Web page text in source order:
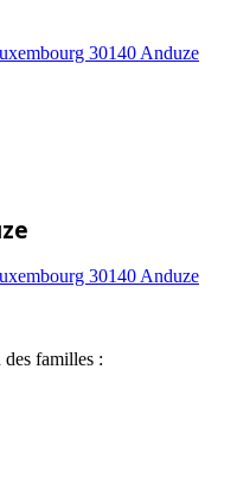
30140 Anduze
30140 Anduze
familles :